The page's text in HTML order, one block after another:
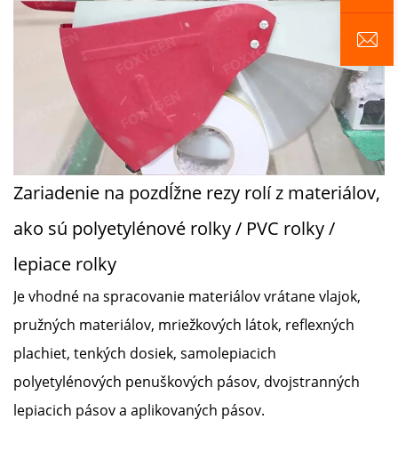
Zariadenie na pozdĺžne rezy rolí z materiálov,
ako sú polyetylénové rolky / PVC rolky /
lepiace rolky
Je vhodné na spracovanie materiálov vrátane vlajok,
pružných materiálov, mriežkových látok, reflexných
plachiet, tenkých dosiek, samolepiacich
polyetylénových penuškových pásov, dvojstranných
lepiacich pásov a aplikovaných pásov.